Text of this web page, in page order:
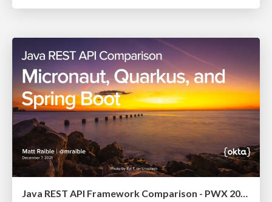
Java REST API Framework Comparison - PWX 2021